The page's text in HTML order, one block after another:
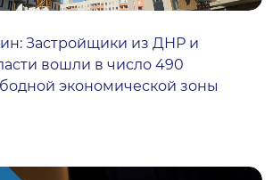
Застройщики из ДНР и
вошли в число 490
экономической зоны